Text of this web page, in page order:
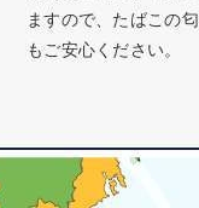
ますので、たばこの
もご安心ください。